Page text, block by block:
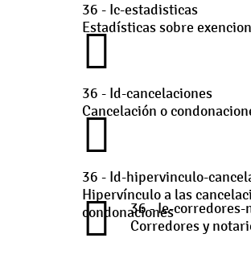
36 - Ic-estadisticas
Estadísticas sobre
36 - Id-cancelaciones
Cancelación o
36 - Id-hipervinculo-
Hipervínculo a las
condonaciones36 - Ie-corredores-
Corredores y